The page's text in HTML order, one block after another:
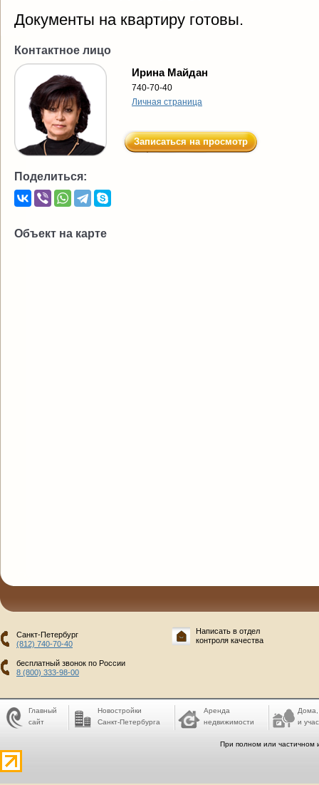
Документы на квартиру готовы.
Контактное лицо
Ирина Майдан
740-70-40
Личная страница
Записаться на просмотр
Поделиться:
Объект на карте
Санкт-Петербург
(812) 740-70-40
бесплатный звонок по России
8 (800) 333-98-00
Написать в отдел
контроля качества
Главный
сайт
Новостройки
Санкт-Петербурга
Аренда
недвижимости
Дома,
и
При полном или частичном